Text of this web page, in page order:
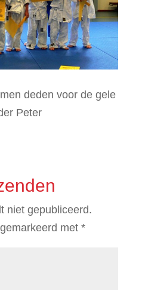
deden voor de gele
Peter
niet gepubliceerd.
met *